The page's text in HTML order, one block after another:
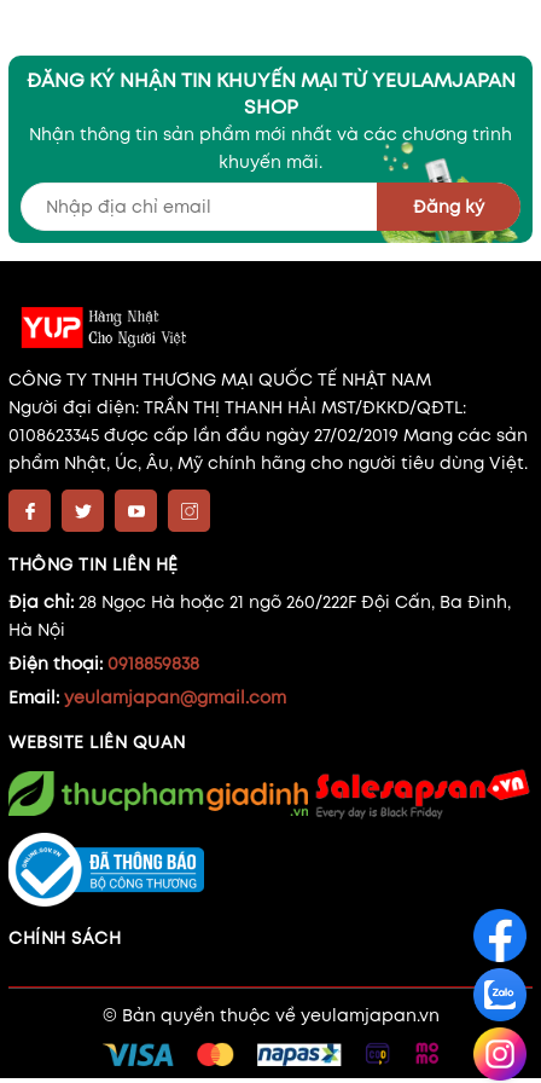
ĐĂNG KÝ NHẬN TIN KHUYẾN MẠI TỪ YEULAMJAPAN
SHOP
Nhận thông tin sản phẩm mới nhất và các chương trình
khuyến mãi.
Đăng ký
CÔNG TY TNHH THƯƠNG MẠI QUỐC TẾ NHẬT NAM
Người đại diện: TRẦN THỊ THANH HẢI MST/ĐKKD/QĐTL:
0108623345 được cấp lần đầu ngày 27/02/2019 Mang các sản
phẩm Nhật, Úc, Âu, Mỹ chính hãng cho người tiêu dùng Việt.
THÔNG TIN LIÊN HỆ
Địa chỉ: 28 Ngọc Hà hoặc 21 ngõ 260/222F Đội Cấn, Ba Đình,
Hà Nội
Điện thoại: 0918859838
Email: yeulamjapan@gmail.com
WEBSITE LIÊN QUAN
CHÍNH SÁCH
© Bản quyền thuộc về yeulamjapan.vn